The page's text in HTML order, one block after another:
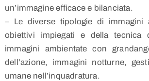
un’immagine efficace e bilanciata.
– Le diverse tipologie di immagini
obiettivi impiegati e della tecnica
immagini ambientate con
dell’azione, immagini notturne,
umane nell’inquadratura.